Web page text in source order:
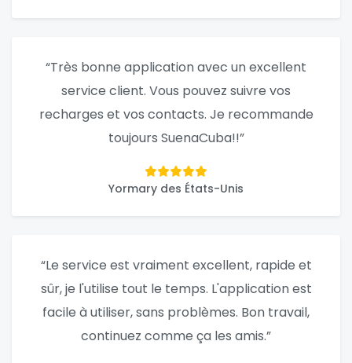
“Très bonne application avec un excellent
service client. Vous pouvez suivre vos
recharges et vos contacts. Je recommande
toujours SuenaCuba!!”
Yormary des États-Unis
“Le service est vraiment excellent, rapide et
sûr, je l'utilise tout le temps. L'application est
facile à utiliser, sans problèmes. Bon travail,
continuez comme ça les amis.”